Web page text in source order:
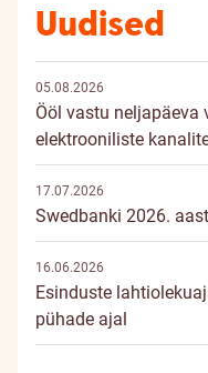
Uudised
05.08.2026
Ööl vastu neljapäeva
elektrooniliste
17.07.2026
Swedbanki 2026.
16.06.2026
Esinduste
pühade ajal